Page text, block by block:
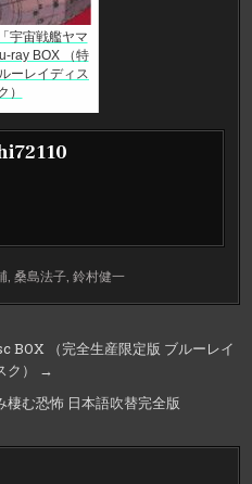
宇宙戦艦ヤマ
ray BOX （特
ーレイディス
）
, 桑島法子, 鈴村健一
BOX （完全生産限定版 ブルーレイ
ク） →
む恐怖 日本語吹替完全版